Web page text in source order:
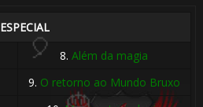
ESPECIAL
8.Além da magia
9. O retorno ao Mundo Bruxo